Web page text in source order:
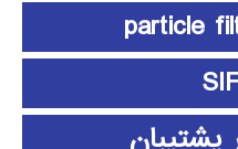
پشتیبان